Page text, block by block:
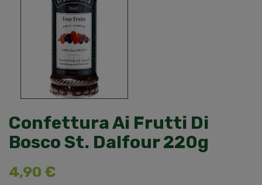
Confettura Ai Frutti Di
Bosco St. Dalfour 220g
4,90 €